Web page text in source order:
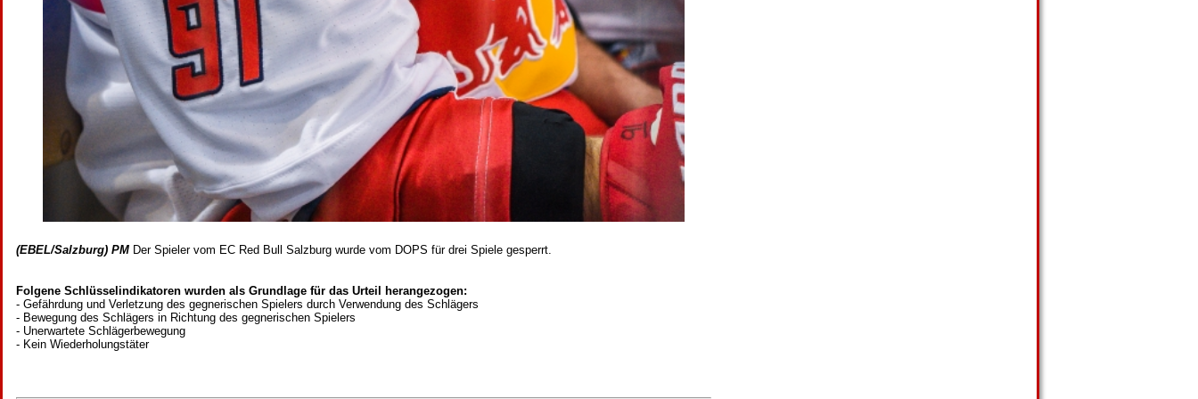
(EBEL/Salzburg) PM Der Spieler vom EC Red Bull Salzburg wurde vom DOPS für drei Spiele gesperrt.
Folgene Schlüsselindikatoren wurden als Grundlage für das Urteil herangezogen:
- Gefährdung und Verletzung des gegnerischen Spielers durch Verwendung des Schlägers
- Bewegung des Schlägers in Richtung des gegnerischen Spielers
- Unerwartete Schlägerbewegung
- Kein Wiederholungstäter